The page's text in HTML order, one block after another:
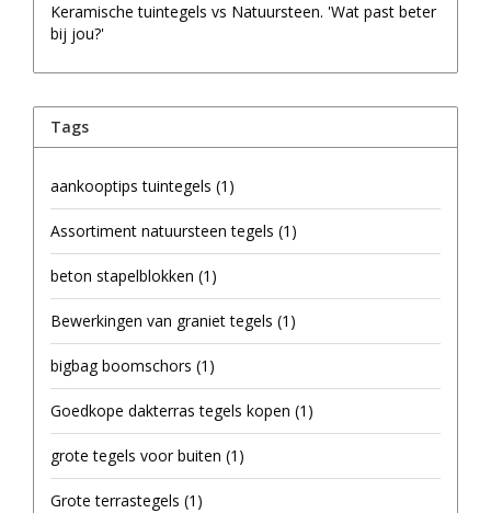
Keramische tuintegels vs Natuursteen. 'Wat past beter
bij jou?'
Tags
aankooptips tuintegels (1)
Assortiment natuursteen tegels (1)
beton stapelblokken (1)
Bewerkingen van graniet tegels (1)
bigbag boomschors (1)
Goedkope dakterras tegels kopen (1)
grote tegels voor buiten (1)
Grote terrastegels (1)